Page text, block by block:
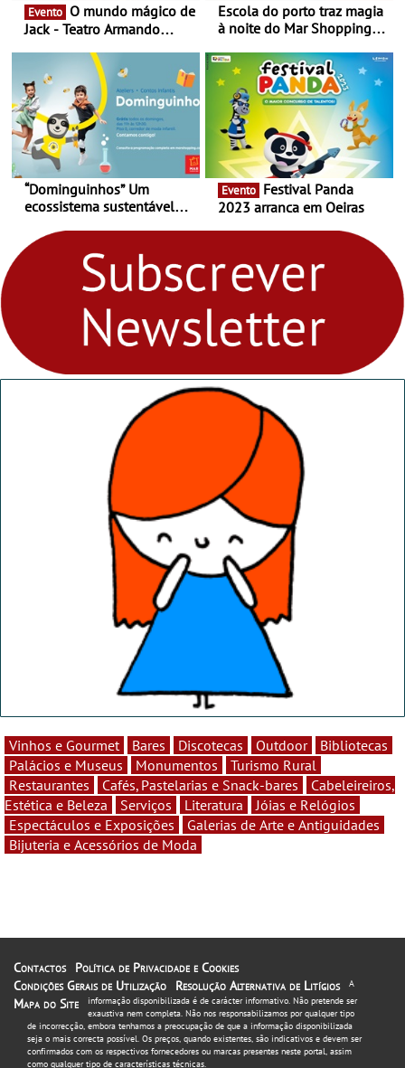
Evento
Jack - Teatro Armando
Escola do porto traz magia
à noite do Mar Shopping
29 de abril, às 21h00
“Dominguinhos” Um
ecossistema sustentável
fores - Atelier de Educação
Ambiental nos
“Dominguinhos” de 23 de
Evento
2023 arranca em Oeiras
Vinhos e Gourmet Bares Discotecas Outdoor
Bibliotecas
Palácios e Museus
Monumentos
Turismo Rural
Restaurantes
Cafés, Pastelarias e Snack-bares
Cabeleireiros,
Estética e Beleza
Serviços Literatura
Jóias e Relógios
Espectáculos e Exposições
Galerias de Arte e Antiguidades
Bijuteria e Acessórios de Moda
Contactos
Política de Privacidade e Cookies
Condições Gerais de Utilização
Resolução Alternativa de Litígios
Mapa do Site
A
informação disponibilizada é de carácter informativo. Não pretende ser
exaustiva nem completa. Não nos responsabilizamos por qualquer tipo
de incorrecção, embora tenhamos a preocupação de que a informação disponibilizada
seja o mais correcta possível. Os preços, quando existentes, são indicativos e devem ser
confirmados com os respectivos fornecedores ou marcas presentes neste portal, assim
como qualquer tipo de características técnicas.